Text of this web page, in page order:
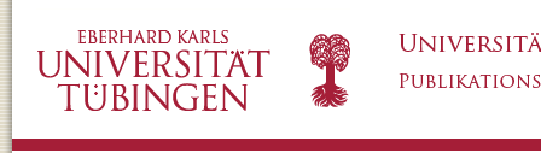
Ehrenamtlichen produktiv?